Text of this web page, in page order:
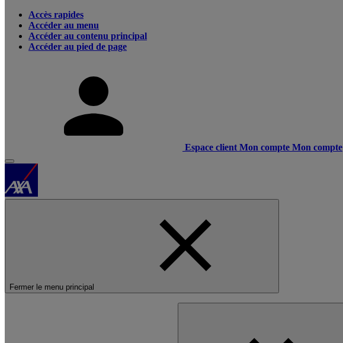
Accès rapides
Accéder au menu
Accéder au contenu principal
Accéder au pied de page
Espace client Mon compte Mon compte
Fermer le menu principal